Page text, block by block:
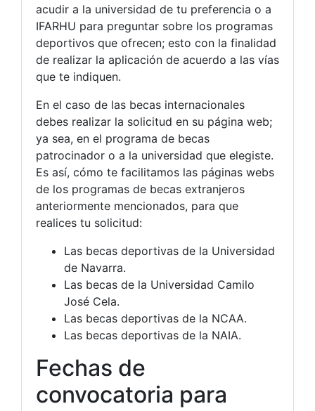
acudir a la universidad de tu preferencia o a
IFARHU para preguntar sobre los programas
deportivos que ofrecen; esto con la finalidad
de realizar la aplicación de acuerdo a las vías
que te indiquen.
En el caso de las becas internacionales
debes realizar la solicitud en su página web;
ya sea, en el programa de becas
patrocinador o a la universidad que elegiste.
Es así, cómo te facilitamos las páginas webs
de los programas de becas extranjeros
anteriormente mencionados, para que
realices tu solicitud:
Las becas deportivas de la Universidad
de Navarra.
Las becas de la Universidad Camilo
José Cela.
Las becas deportivas de la NCAA.
Las becas deportivas de la NAIA.
Fechas de
convocatoria para